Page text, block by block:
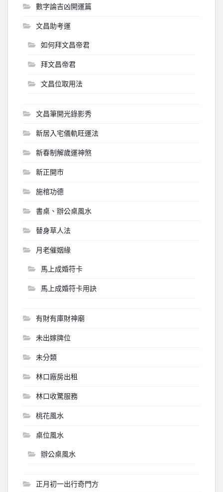
數字論吉凶開運篇
文昌助考運
如何拜文昌帝君
拜文昌帝君
文昌位取用法
文昌筆開光錄影秀
新居入宅儀軌旺運法
新春制解歲運神煞
新正開市
施棺功德
書桌、辦公桌風水
替身草人法
月老催姻緣
馬上成婚符卡
馬上成婚符卡用訣
有財有庫財神廟
未出嫁牌位
未分類
林口廠房出租
林口收驚服務
桃花風水
桌位風水
辦公桌風水
正月初一出行奇門方